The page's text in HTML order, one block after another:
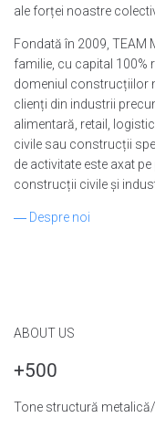
ale forței noastre
Fondată în 2009, TEAM
familie, cu capital 100%
domeniul construcțiilor
clienți din industrii
alimentară, retail,
civile sau construcții
de activitate este axat
construcții civile și
― Despre noi
ABOUT US
+500
Tone structură